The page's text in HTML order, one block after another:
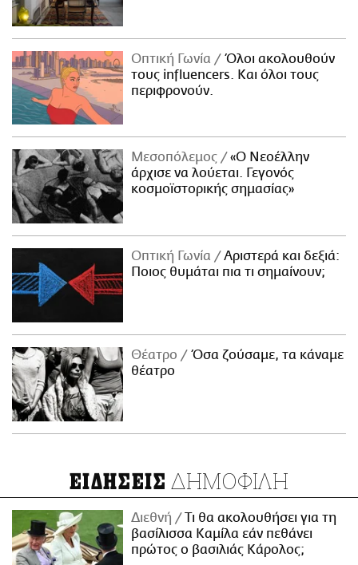
Οπτική Γωνία
Όλοι ακολουθούν
τους influencers. Και όλοι τους
περιφρονούν.
Μεσοπόλεμος
«Ο Νεοέλλην
άρχισε να λούεται. Γεγονός
κοσμοϊστορικής σημασίας»
Οπτική Γωνία
Αριστερά και δεξιά:
Ποιος θυμάται πια τι σημαίνουν;
Θέατρο
Όσα ζούσαμε, τα κάναμε
θέατρο
ΕΙΔΗΣΕΙΣ ΔΗΜΟΦΙΛΗ
Διεθνή
Τι θα ακολουθήσει για τη
βασίλισσα Καμίλα εάν πεθάνει
πρώτος ο βασιλιάς Κάρολος;